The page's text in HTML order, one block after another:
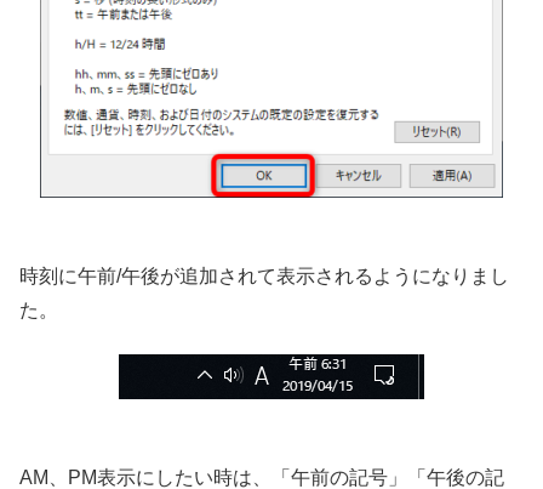
時刻に午前/午後が追加されて表示されるようになりまし
た。
AM、PM表示にしたい時は、「午前の記号」「午後の記